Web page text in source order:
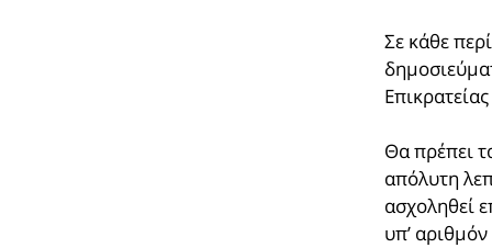
Σε κάθε
Θα πρέπει
απόλυτη
ασχοληθεί
υπ’